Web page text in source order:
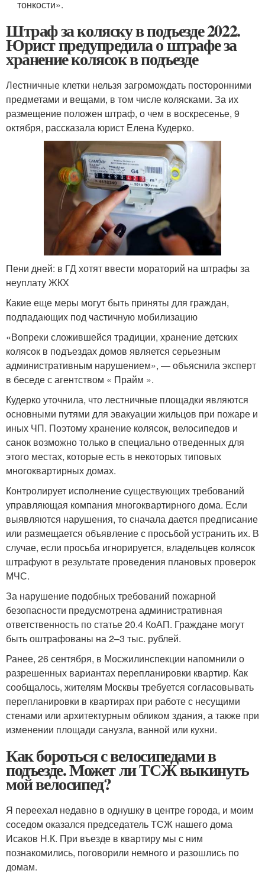
тонкости».
Штраф за коляску в подъезде 2022.
Юрист предупредила о штрафе за
хранение колясок в подъезде
Лестничные клетки нельзя загромождать посторонними
предметами и вещами, в том числе колясками. За их
размещение положен штраф, о чем в воскресенье, 9
октября, рассказала юрист Елена Кудерко.
Пени дней: в ГД хотят ввести мораторий на штрафы за
неуплату ЖКХ
Какие еще меры могут быть приняты для граждан,
подпадающих под частичную мобилизацию
«Вопреки сложившейся традиции, хранение детских
колясок в подъездах домов является серьезным
административным нарушением», — объяснила эксперт
в беседе с агентством « Прайм ».
Кудерко уточнила, что лестничные площадки являются
основными путями для эвакуации жильцов при пожаре и
иных ЧП. Поэтому хранение колясок, велосипедов и
санок возможно только в специально отведенных для
этого местах, которые есть в некоторых типовых
многоквартирных домах.
Контролирует исполнение существующих требований
управляющая компания многоквартирного дома. Если
выявляются нарушения, то сначала дается предписание
или размещается объявление с просьбой устранить их. В
случае, если просьба игнорируется, владельцев колясок
штрафуют в результате проведения плановых проверок
МЧС.
За нарушение подобных требований пожарной
безопасности предусмотрена административная
ответственность по статье 20.4 КоАП. Граждане могут
быть оштрафованы на 2–3 тыс. рублей.
Ранее, 26 сентября, в Мосжилинспекции напомнили о
разрешенных вариантах перепланировки квартир. Как
сообщалось, жителям Москвы требуется согласовывать
перепланировки в квартирах при работе с несущими
стенами или архитектурным обликом здания, а также при
изменении площади санузла, ванной или кухни.
Как бороться с велосипедами в
подъезде. Может ли ТСЖ выкинуть
мой велосипед?
Я переехал недавно в однушку в центре города, и моим
соседом оказался председатель ТСЖ нашего дома
Исаков Н.К. При въезде в квартиру мы с ним
познакомились, поговорили немного и разошлись по
домам.